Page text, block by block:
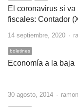
El coronavirus si
fiscales: Contador
14 septiembre, 2020
boletines
Economía a la baja
…
30 agosto, 2014 Author
ramon